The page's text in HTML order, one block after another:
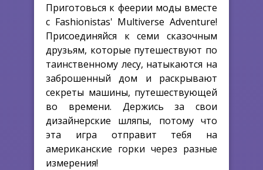
Приготовься к феерии моды вместе
с Fashionistas' Multiverse Adventure!
Присоединяйся к семи сказочным
друзьям, которые путешествуют по
таинственному лесу, натыкаются на
заброшенный дом и раскрывают
секреты машины, путешествующей
во времени. Держись за свои
дизайнерские шляпы, потому что
эта игра отправит тебя на
американские горки через разные
измерения!